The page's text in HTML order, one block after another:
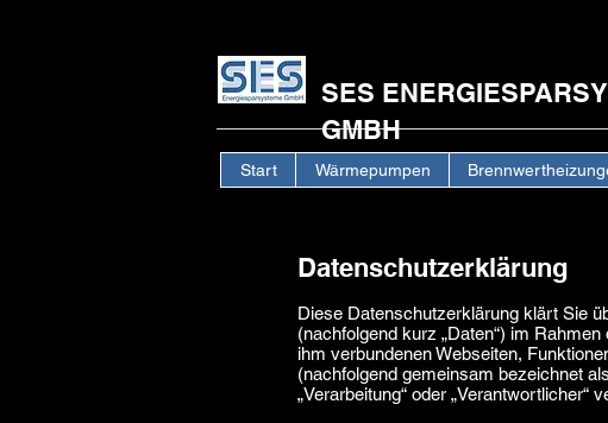
Start Wärmepumpen
SES
GMBH
Datenschutzerklärung
Diese Datenschutzerklärung klärt Sie
(nachfolgend kurz „Daten“) im
ihm verbundenen Webseiten,
(nachfolgend gemeinsam bezeichnet
„Verarbeitung“ oder